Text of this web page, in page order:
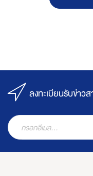
ลงทะเบียนรับข่าว